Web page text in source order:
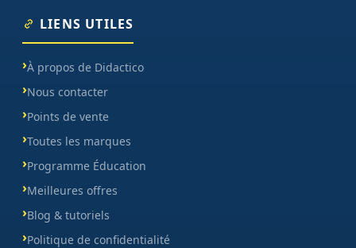
LIENS UTILES
À propos de Didactico
Nous contacter
Points de vente
Toutes les marques
Programme Éducation
Meilleures offres
Blog & tutoriels
Politique de confidentialité